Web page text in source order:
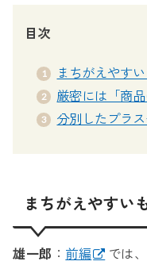
目次
まちがえやす
厳密には「商
分別したプラ
まちがえやすい
雄一郎 ： 前編
では